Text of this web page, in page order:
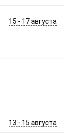
15 - 17 августа
13 - 15 августа